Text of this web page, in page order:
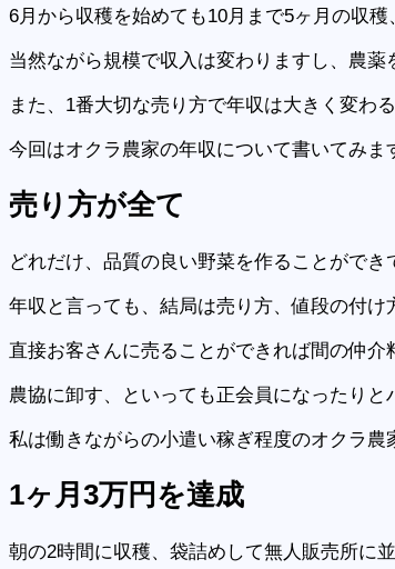
6月から収穫を始めても10月まで5ヶ月の収穫
当然ながら規模で収入は変わりますし、農薬
また、1番大切な売り方で年収は大きく変わる
今回はオクラ農家の年収について書いてみま
売り方が全て
どれだけ、品質の良い野菜を作ることがで
年収と言っても、結局は売り方、値段の付け
直接お客さんに売ることができれば間の仲介
農協に卸す、といっても正会員になったりと
私は働きながらの小遣い稼ぎ程度のオクラ農
1ヶ月 3万円を達成
朝の2時間に収穫、袋詰めして無人販売所に